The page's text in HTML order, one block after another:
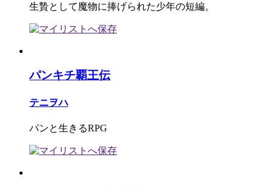
生贄として魔物に捧げられた少年の短編。
パンキチ覇王伝
テニヲハ
パンと生きるRPG